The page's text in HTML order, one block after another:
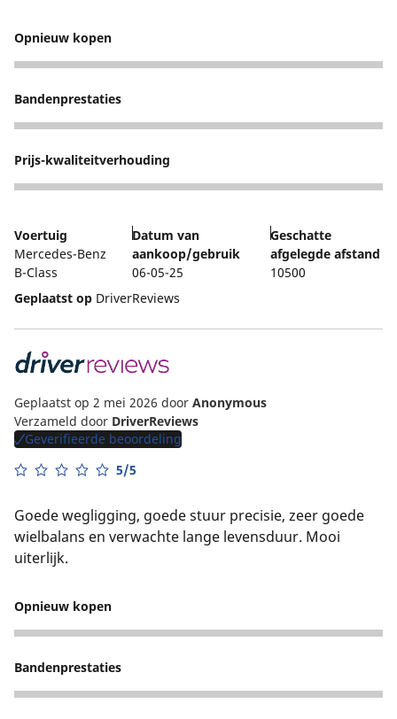
Opnieuw kopen
4
Bandenprestaties
4
Prijs-kwaliteitverhouding
5
Voertuig
Mercedes-Benz
B-Class
Datum van
aankoop/gebruik
06-05-25
Geschatte
afgelegde afstand
10500
Geplaatst op DriverReviews
Geplaatst op 2 mei 2026 door Anonymous
Verzameld door DriverReviews
Geverifieerde beoordeling
5/5
Goede wegligging, goede stuur precisie, zeer goede
wielbalans en verwachte lange levensduur. Mooi
uiterlijk.
Opnieuw kopen
5
Bandenprestaties
4